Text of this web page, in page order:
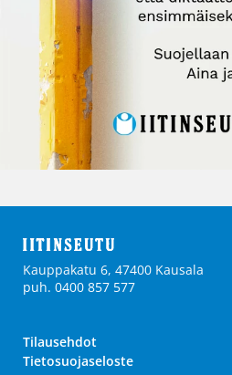
Kauppakatu 6, 47400 Kausala
puh. 0400 857 577
Tilausehdot
Tietosuojaseloste